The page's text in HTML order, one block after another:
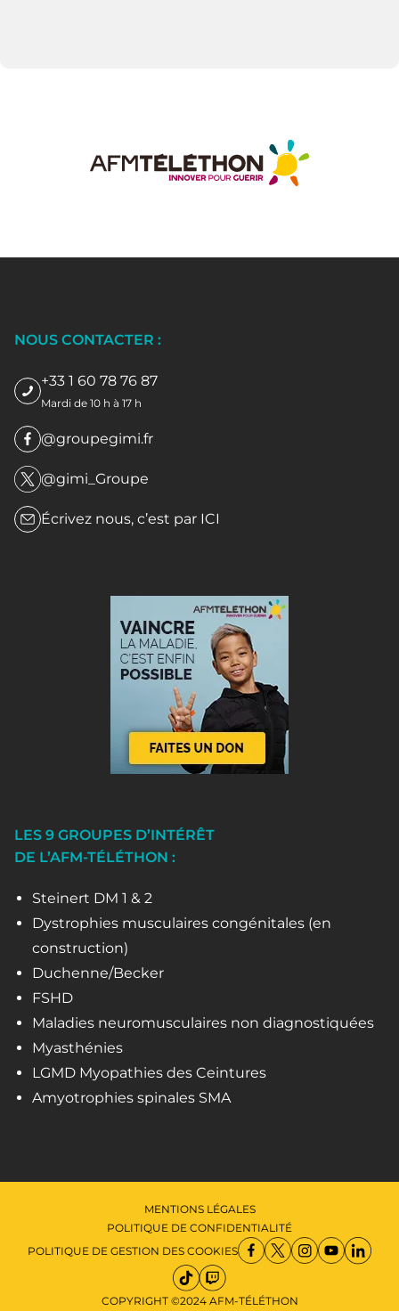
NOUS CONTACTER :
+33 1 60 78 76 87
Mardi de 10 h à 17 h
@groupegimi.fr
@gimi_Groupe
Écrivez nous, c’est par ICI
LES 9 GROUPES D’INTÉRÊT
DE L’AFM-TÉLÉTHON :
Steinert DM 1 & 2
Dystrophies musculaires congénitales (en
construction)
Duchenne/Becker
FSHD
Maladies neuromusculaires non diagnostiquées
Myasthénies
LGMD Myopathies des Ceintures
Amyotrophies spinales SMA
COPYRIGHT ©2024 AFM-TÉLÉTHON
MENTIONS LÉGALES
POLITIQUE DE CONFIDENTIALITÉ
POLITIQUE DE GESTION DES COOKIES